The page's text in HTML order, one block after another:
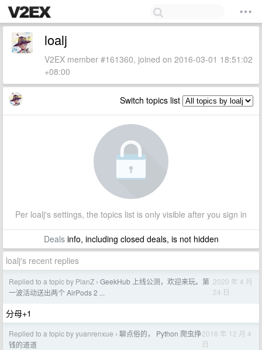
loalj
V2EX member #161360, joined on 2016-03-01 18:51:02
+08:00
Switch topics list
Per loalj's settings, the topics list is only visible after you sign in
Dealsinfo, including closed deals, is not hidden
loalj's recent replies
Replied to a topic by PlanZ › GeekHub 上线公测，欢迎来玩。第
一波活动送出两个 AirPods 2 ...
2020 年 4 月
24 日
分母+1
Replied to a topic by yuanrenxue › 聊点俗的， Python 爬虫挣
钱的道道
2018 年 12 月 4
日